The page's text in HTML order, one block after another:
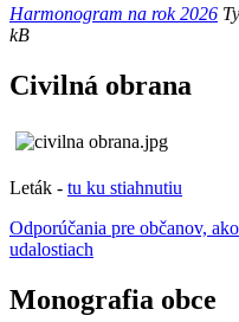
Harmonogram na rok 2026
kB
Civilná obrana
Leták - tu ku stiahnutiu
Odporúčania pre občanov,
udalostiach
Monografia obce